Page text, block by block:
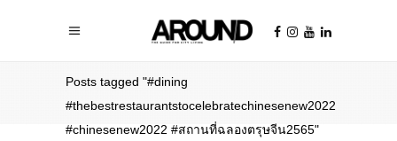
Posts tagged "#dining
#thebestrestaurantstocelebratechinesenew2022
#chinesenew2022 #สถานที่ฉลองตรุษจีน2565"